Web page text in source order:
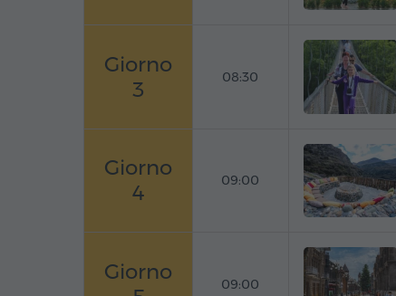
Giorno
3
08:30
Giorno
4
09:00
Giorno
09:00